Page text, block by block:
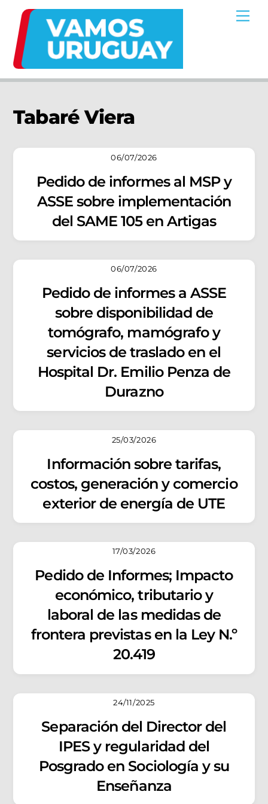
content
Tabaré Viera
06/07/2026
Pedido de informes al MSP y
ASSE sobre implementación
del SAME 105 en Artigas
06/07/2026
Pedido de informes a ASSE
sobre disponibilidad de
tomógrafo, mamógrafo y
servicios de traslado en el
Hospital Dr. Emilio Penza de
Durazno
25/03/2026
Información sobre tarifas,
costos, generación y comercio
exterior de energía de UTE
17/03/2026
Pedido de Informes; Impacto
económico, tributario y
laboral de las medidas de
frontera previstas en la Ley N.º
20.419
24/11/2025
Separación del Director del
IPES y regularidad del
Posgrado en Sociología y su
Enseñanza